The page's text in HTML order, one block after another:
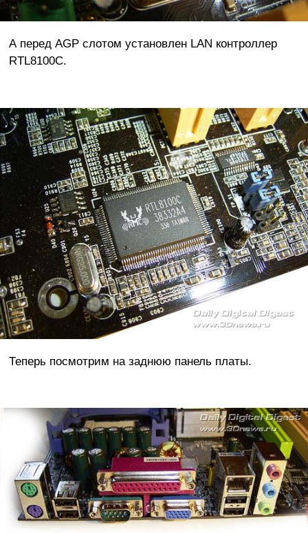
А перед AGP слотом установлен LAN контроллер
RTL8100C.
Теперь посмотрим на заднюю панель платы.